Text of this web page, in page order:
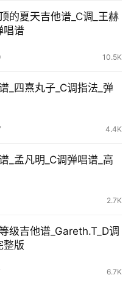
的夏天吉他谱_C调_王赫
唱谱
10.5K
_四熹丸子_C调指法_弹
4.4K
_孟凡明_C调弹唱谱_高
2.7K
级吉他谱_Gareth.T_D调
整版
6.7K